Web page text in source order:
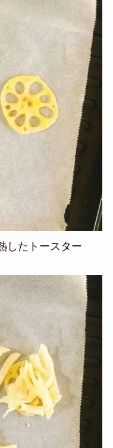
したトースター